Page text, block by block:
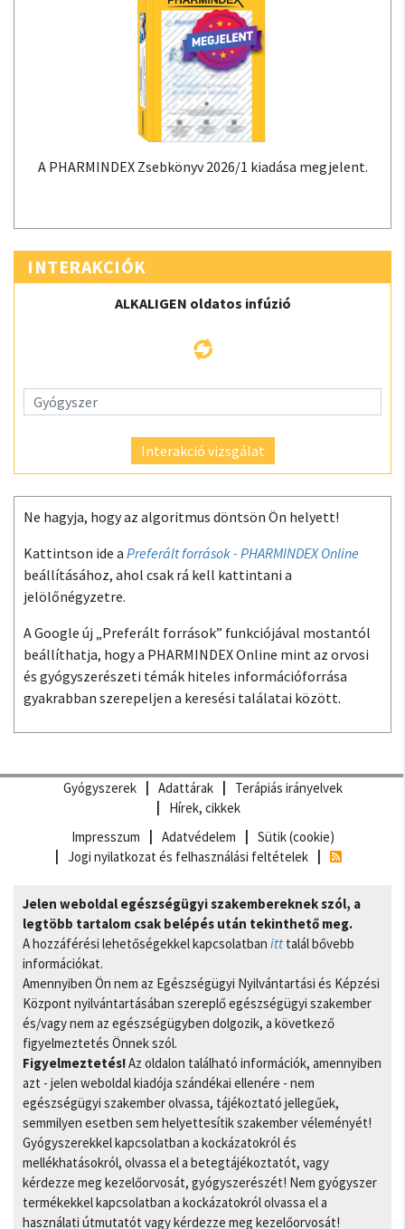
A PHARMINDEX Zsebkönyv 2026/1 kiadása megjelent.
INTERAKCIÓK
ALKALIGEN oldatos infúzió
Interakció vizsgálat
Ne hagyja, hogy az algoritmus döntsön Ön helyett!
Kattintson ide a Preferált források - PHARMINDEX Online
beállításához, ahol csak rá kell kattintani a
jelölőnégyzetre.
A Google új „Preferált források” funkciójával mostantól
beállíthatja, hogy a PHARMINDEX Online mint az orvosi
és gyógyszerészeti témák hiteles információforrása
gyakrabban szerepeljen a keresési találatai között.
Gyógyszerek Adattárak
Terápiás irányelvek
Hírek, cikkek
Impresszum
Adatvédelem
Sütik (cookie)
Jogi nyilatkozat és felhasználási feltételek
Jelen weboldal egészségügyi szakembereknek szól, a
legtöbb tartalom csak belépés után tekinthető meg.
A hozzáférési lehetőségekkel kapcsolatban itt talál bővebb
információkat.
Amennyiben Ön nem az Egészségügyi Nyilvántartási és Képzési
Központ nyilvántartásában szereplő egészségügyi szakember
és/vagy nem az egészségügyben dolgozik, a következő
figyelmeztetés Önnek szól.
Figyelmeztetés!Az oldalon található információk, amennyiben
azt - jelen weboldal kiadója szándékai ellenére - nem
egészségügyi szakember olvassa, tájékoztató jellegűek,
semmilyen esetben sem helyettesítik szakember véleményét!
Gyógyszerekkel kapcsolatban a kockázatokról és
mellékhatásokról, olvassa el a betegtájékoztatót, vagy
kérdezze meg kezelőorvosát, gyógyszerészét! Nem gyógyszer
termékekkel kapcsolatban a kockázatokról olvassa el a
használati útmutatót vagy kérdezze meg kezelőorvosát!